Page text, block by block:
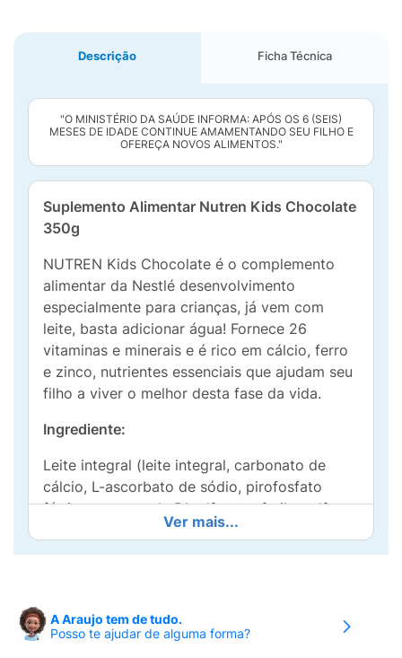
Descrição Ficha Técnica
"O MINISTÉRIO DA SAÚDE INFORMA: APÓS OS 6 (SEIS)
MESES DE IDADE CONTINUE AMAMENTANDO SEU FILHO E
OFEREÇA NOVOS ALIMENTOS."
Suplemento Alimentar Nutren Kids Chocolate
350g
NUTREN Kids Chocolate é o complemento
alimentar da Nestlé desenvolvimento
especialmente para crianças, já vem com
leite, basta adicionar água! Fornece 26
vitaminas e minerais e é rico em cálcio, ferro
e zinco, nutrientes essenciais que ajudam seu
filho a viver o melhor desta fase da vida.
Ingrediente:
Leite integral (leite integral, carbonato de
cálcio, L-ascorbato de sódio, pirofosfato
férrico, acetato de DL-alfa-tocoferila, sulfato
de zinco, carbonato de magnésio, acetato de
retinila, colecalciferol), açúcar, preparado à
fólico (10%), açúcar, água, carbonato de
cálcio e estabilizante hidrogenofosfato de di-
Ver mais...
A Araujo tem de tudo.
Posso te ajudar de alguma forma?